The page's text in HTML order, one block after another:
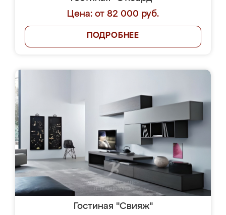
Цена: от 82 000 руб.
ПОДРОБНЕЕ
Гостиная "Свияж"